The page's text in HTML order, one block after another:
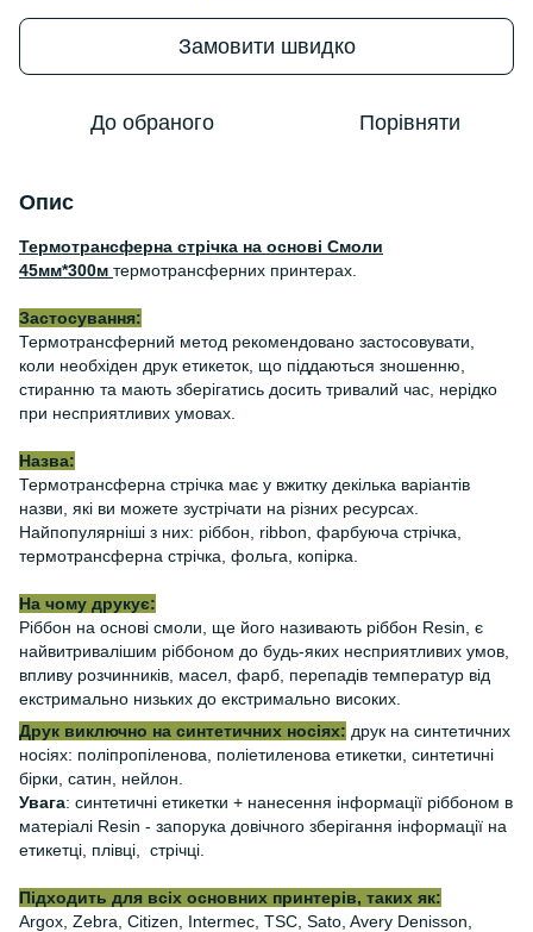
Замовити швидко
До обраного Порівняти
Опис
Термотрансферна стрічка на основі Смоли
45мм*300м термотрансферних принтерах.
Застосування:
Термотрансферний метод рекомендовано застосовувати,
коли необхіден друк етикеток, що піддаються зношенню,
стиранню та мають зберігатись досить тривалий час, нерідко
при несприятливих умовах.
Назва:
Термотрансферна стрічка має у вжитку декілька варіантів
назви, які ви можете зустрічати на різних ресурсах.
Найпопулярніші з них: ріббон, ribbon, фарбуюча стрічка,
термотрансферна стрічка, фольга, копірка.
На чому друкує:
Ріббон на основі смоли, ще його називають ріббон Resin, є
найвитривалішим ріббоном до будь-яких несприятливих умов,
впливу розчинників, масел, фарб, перепадів температур від
екстримально низьких до екстримально високих.
Друк виключно на синтетичних носіях: друк на синтетичних
носіях: поліпропіленова, поліетиленова етикетки, синтетичні
бірки, сатин, нейлон.
Увага: синтетичні етикетки + нанесення інформації ріббоном в
матеріалі Resin - запорука довічного зберігання інформації на
етикетці, плівці, стрічці.
Підходить для всіх основних принтерів, таких як:
Argox, Zebra, Citizen, Intermec, TSC, Sato, Avery Denisson,